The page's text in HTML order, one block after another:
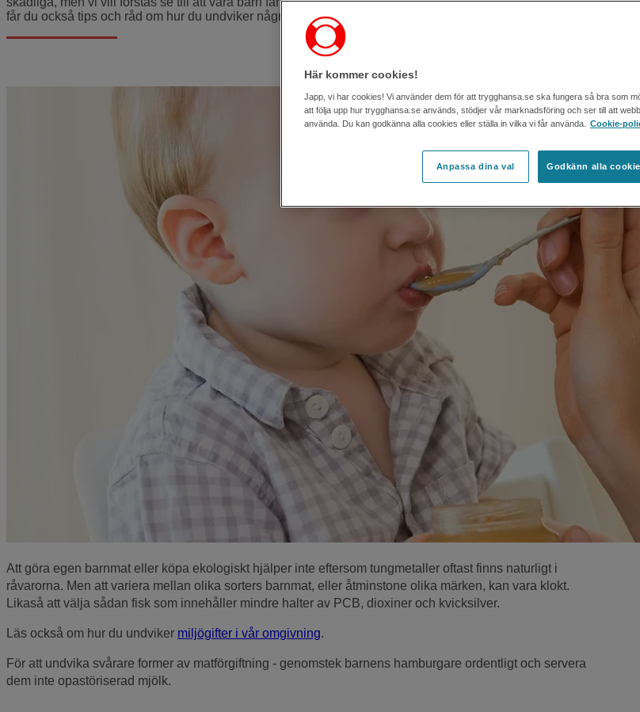
får du också tips och råd om hur du undviker några allvarliga typer av matförgiftning.
Att göra egen barnmat eller köpa ekologiskt hjälper inte eftersom tungmetaller oftast finns naturligt i
råvarorna. Men att variera mellan olika sorters barnmat, eller åtminstone olika märken, kan vara klokt.
Likaså att välja sådan fisk som innehåller mindre halter av PCB, dioxiner och kvicksilver.
Läs också om hur du undviker miljögifter i vår omgivning.
För att undvika svårare former av matförgiftning - genomstek barnens hamburgare ordentligt och servera
dem inte opastöriserad mjölk.
Här kommer cookies!
Japp, vi har cookies! Vi använder dem för att trygghansa.se ska fungera så bra som
att följa upp hur trygghansa.se används, stödjer vår marknadsföring och ser till att
använda. Du kan godkänna alla cookies eller ställa in vilka vi får använda.
Cookie-
Anpassa dina val Godkänn alla